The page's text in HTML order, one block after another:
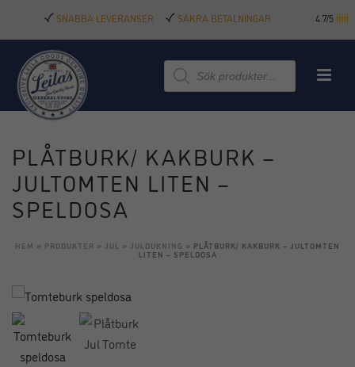
SNABBA LEVERANSER SÄKRA BETALNINGAR 4.7/5
Produktsökning
PLÅTBURK/ KAKBURK –
JULTOMTEN LITEN –
SPELDOSA
HEM » PRODUKTER » JUL » JULDUKNING » PLÅTBURK/ KAKBURK – JULTOMTEN
LITEN – SPELDOSA